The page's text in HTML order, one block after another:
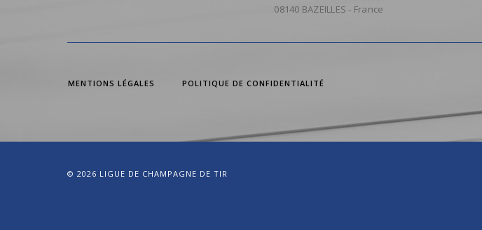
08140 BAZEILLES - France
MENTIONS LÉGALES POLITIQUE DE CONFIDENTIALITÉ
© 2026 LIGUE DE CHAMPAGNE DE TIR